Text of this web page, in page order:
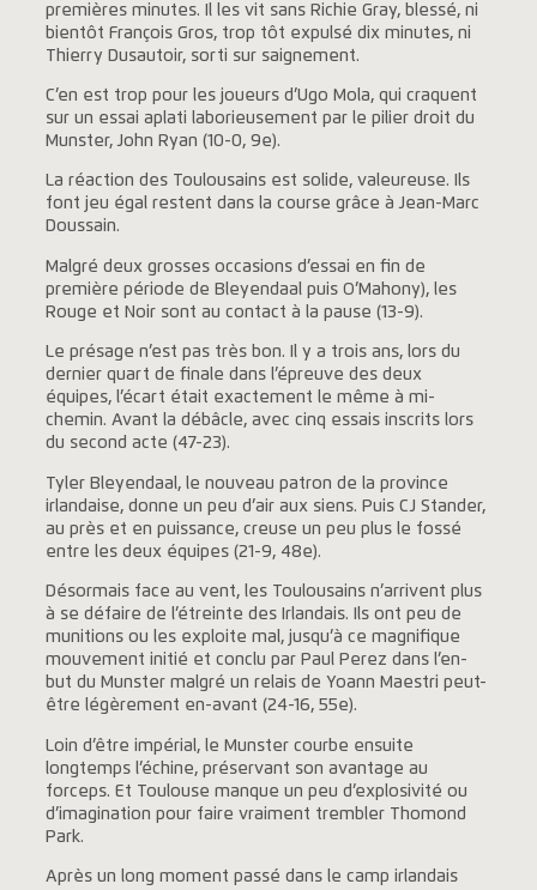
premières minutes. Il les vit sans Richie Gray, blessé, ni
bientôt François Gros, trop tôt expulsé dix minutes, ni
Thierry Dusautoir, sorti sur saignement.
C’en est trop pour les joueurs d’Ugo Mola, qui craquent
sur un essai aplati laborieusement par le pilier droit du
Munster, John Ryan (10-0, 9e).
La réaction des Toulousains est solide, valeureuse. Ils
font jeu égal restent dans la course grâce à Jean-Marc
Doussain.
Malgré deux grosses occasions d’essai en fin de
première période de Bleyendaal puis O’Mahony), les
Rouge et Noir sont au contact à la pause (13-9).
Le présage n’est pas très bon. Il y a trois ans, lors du
dernier quart de finale dans l’épreuve des deux
équipes, l’écart était exactement le même à mi-
chemin. Avant la débâcle, avec cinq essais inscrits lors
du second acte (47-23).
Tyler Bleyendaal, le nouveau patron de la province
irlandaise, donne un peu d’air aux siens. Puis CJ Stander,
au près et en puissance, creuse un peu plus le fossé
entre les deux équipes (21-9, 48e).
Désormais face au vent, les Toulousains n’arrivent plus
à se défaire de l’étreinte des Irlandais. Ils ont peu de
munitions ou les exploite mal, jusqu’à ce magnifique
mouvement initié et conclu par Paul Perez dans l’en-
but du Munster malgré un relais de Yoann Maestri peut-
être légèrement en-avant (24-16, 55e).
Loin d’être impérial, le Munster courbe ensuite
longtemps l’échine, préservant son avantage au
forceps. Et Toulouse manque un peu d’explosivité ou
d’imagination pour faire vraiment trembler Thomond
Park.
Après un long moment passé dans le camp irlandais